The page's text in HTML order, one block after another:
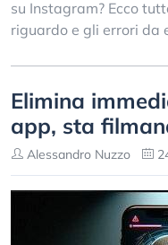
su Instagram? Ecco
riguardo e gli errori da
Elimina
app, sta
Alessandro Nuzzo